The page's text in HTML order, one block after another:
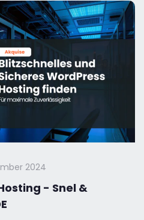
2024
- Snel &